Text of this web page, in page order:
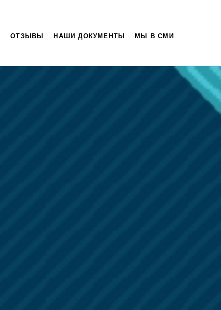
ОТЗЫВЫ НАШИ ДОКУМЕНТЫ МЫ В СМИ